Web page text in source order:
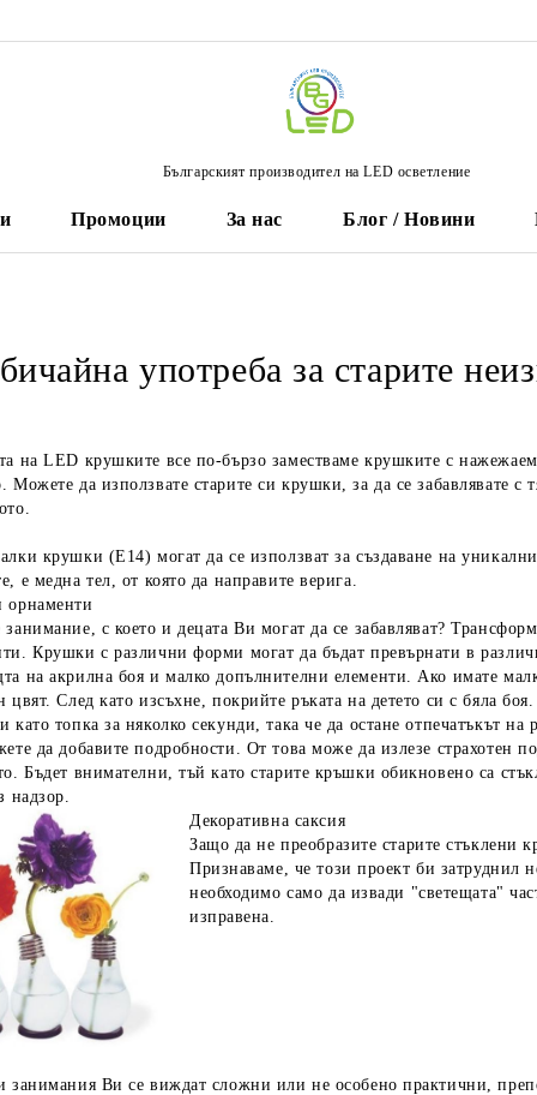
Българският производител на LED осветление
Промоции За нас Блог / Новини
употреба за старите
на LED крушките все по-бързо заместваме крушките с
Можете да използвате старите си крушки, за да се забавлявате
крушки (E14) могат да се използват за създаване на
е медна тел, от която да направите верига.
орнаменти
занимание, с което и децата Ви могат да се забавляват?
Крушки с различни форми могат да бъдат превърнати в
на акрилна боя и малко допълнителни елементи. Ако имате
цвят. След като изсъхне, покрийте ръката на детето си с бяла
като топка за няколко секунди, така че да остане отпечатъкът на
да добавите подробности. От това може да излезе страхотен
Бъдет внимателни, тъй като старите кръшки обикновено са
надзор.
Декоративна саксия
Защо да не преобразите старите стъклени
Признаваме, че този проект би затруднил
необходимо само да извади "светещата"
изправена.
занимания Ви се виждат сложни или не особено практични,